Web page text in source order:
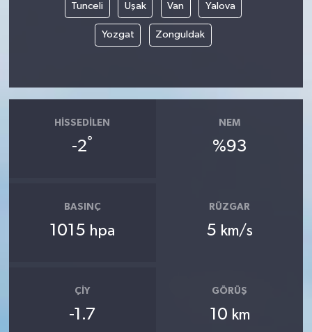
Tunceli Uşak Van Yalova
Yozgat Zonguldak
HISSEDILEN
-2°
NEM
%93
BASINÇ
1015 hpa
RÜZGAR
5 km/s
ÇIY
-1.7
GÖRÜŞ
10 km